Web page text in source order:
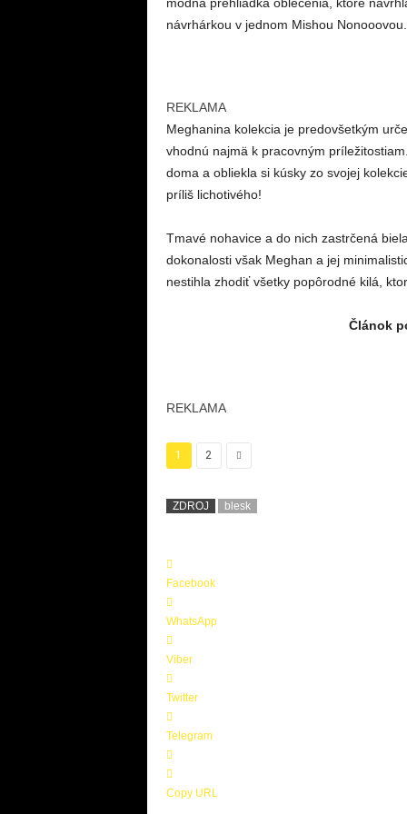
návrhárkou v jednom Mishou Nonooovou.
REKLAMA
Meghanina kolekcia je predovšetkým
vhodnú najmä k pracovným
doma a obliekla si kúsky zo svojej
príliš lichotivého!
Tmavé nohavice a do nich zastrčená
dokonalosti však Meghan a jej
nestihla zhodiť všetky popôrodné kilá,
Článok
REKLAMA
1 2
ZDROJ blesk
Facebook
WhatsApp
Viber
Twitter
Telegram
Copy URL